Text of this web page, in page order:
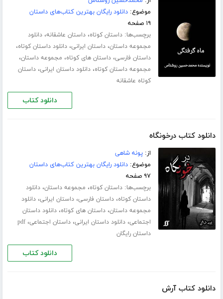
موضوع:دانلود رایگان بهترین کتاب‌های داستان
۱۹ صفحه
برچسب‌ها:داستان کوتاه،داستان عاشقانه،دانلود
مجموعه داستان،داستان ایرانی،دانلود داستان کوتاه،
داستان فارسی،داستان های کوتاه، مجموعه داستان،
مجموعه داستان کوتاه،دانلود داستان ایرانی،داستان
کوتاه عاشقانه
دانلود کتاب
دانلود کتاب درخونگاه
از:پونه شاهی
موضوع:دانلود رایگان بهترین کتاب‌های داستان
۹۷ صفحه
برچسب‌ها:داستان کوتاه، مجموعه داستان،دانلود
داستان کوتاه،داستان فارسی،داستان ایرانی،دانلود
مجموعه داستان،داستان های کوتاه،دانلود داستان
اجتماعی،دانلود داستان ایرانی،داستان اجتماعی،pdf
داستان رایگان
دانلود کتاب
دانلود کتاب آرش